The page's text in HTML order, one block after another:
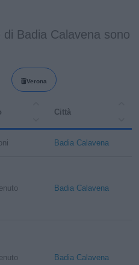
Badia Calavena sono
Verona
Città
Badia Calavena
Badia Calavena
Badia Calavena